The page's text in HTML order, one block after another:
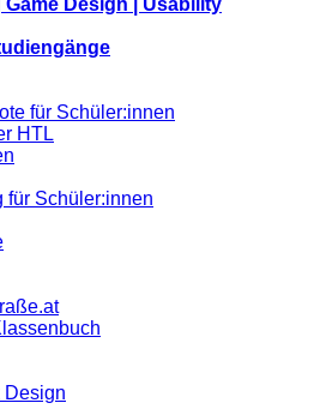
Design | Usability
für Schüler:innen
HTL
für Schüler:innen
Design